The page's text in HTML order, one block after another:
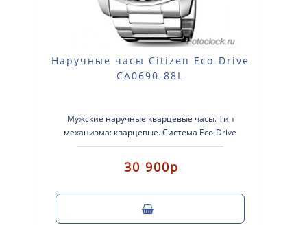
Наручные часы Citizen Eco-Drive
CA0690-88L
Мужские наручные кварцевые часы. Тип
механизма: кварцевые. Система Eco-Drive
(аккумулятор с питанием от световой эне..
30 900р